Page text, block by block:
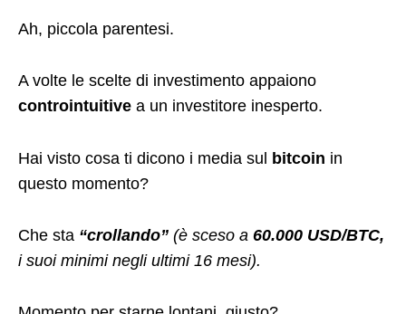
Ah, piccola parentesi.
A volte le scelte di investimento appaiono
controintuitive a un investitore inesperto.
Hai visto cosa ti dicono i media sul bitcoin in
questo momento?
Che sta “crollando” (è sceso a 60.000 USD/BTC,
i suoi minimi negli ultimi 16 mesi).